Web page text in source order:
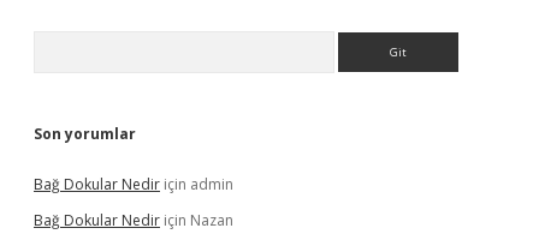
Son yorumlar
Bağ Dokular Nedir için admin
Bağ Dokular Nedir için Nazan